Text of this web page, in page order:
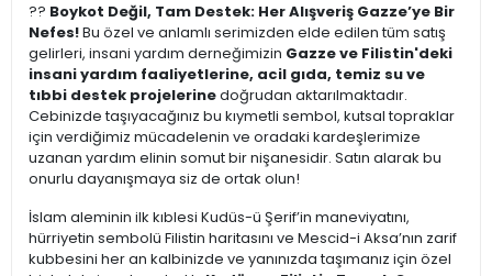
?? Boykot Değil, Tam Destek: Her Alışveriş Gazze’ye Bir
Nefes!Bu özel ve anlamlı serimizden elde edilen tüm satış
gelirleri, insani yardım derneğimizin Gazze ve Filistin'deki
insani yardım faaliyetlerine, acil gıda, temiz su ve
tıbbi destek projelerinedoğrudan aktarılmaktadır.
Cebinizde taşıyacağınız bu kıymetli sembol, kutsal topraklar
için verdiğimiz mücadelenin ve oradaki kardeşlerimize
uzanan yardım elinin somut bir nişanesidir. Satın alarak bu
onurlu dayanışmaya siz de ortak olun!
İslam aleminin ilk kıblesi Kudüs-ü Şerif’in maneviyatını,
hürriyetin sembolü Filistin haritasını ve Mescid-i Aksa’nın zarif
kubbesini her an kalbinizde ve yanınızda taşımanız için özel